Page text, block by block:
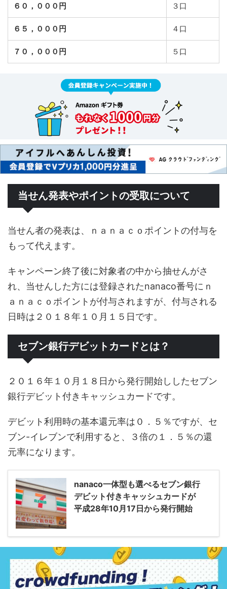
６０，０００円 ３口
６５，０００円 ４口
７０，０００円 ５口
当せん発表やポイントの受取について
当せん者の発表は、ｎａｎａｃｏポイントの付与を
もって代えます。
キャンペーン終了後に対象者の中から抽せんがさ
れ、当せんした方には登録されたnanaco番号にｎ
ａｎａｃｏポイントが付与されますが、付与される
日時は２０１８年１０月１５日です。
セブン銀行デビットカードとは？
２０１６年１０月１８日から発行開始ししたセブン
銀行デビット付きキャッシュカードです。
デビット利用時の基本還元率は０．５％ですが、セ
ブン-イレブンで利用すると、３倍の１．５％の還
元率になります。
nanaco一体型も選べるセブン銀行
デビット付きキャッシュカードが
平成28年10月17日から発行開始